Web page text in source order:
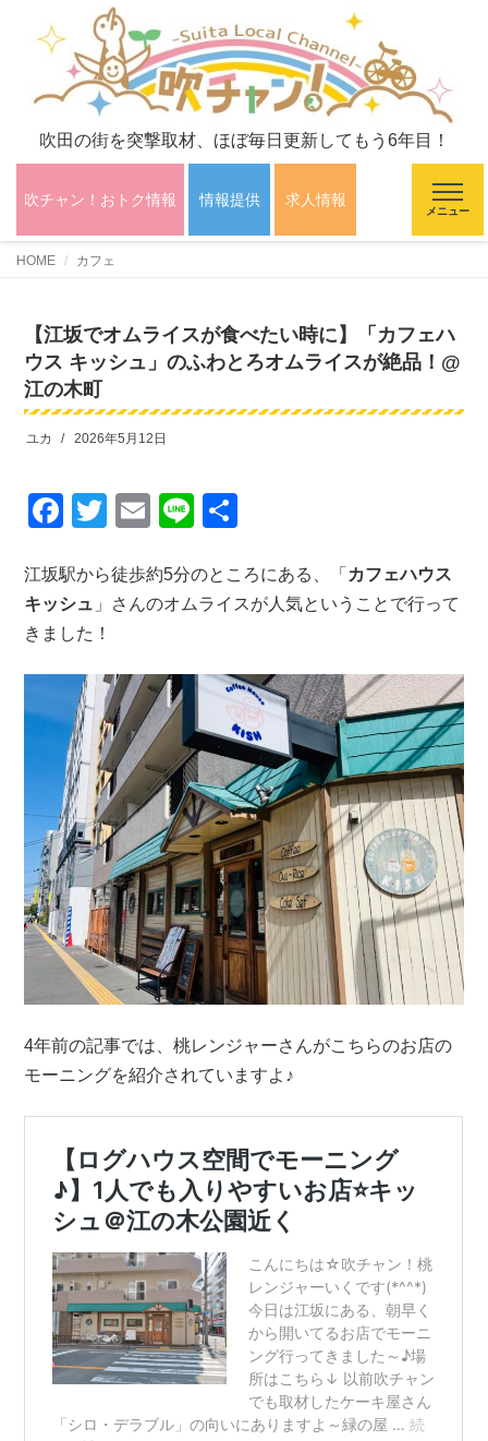
吹田の街を突撃取材、ほぼ毎日更新してもう6年目！
吹チャン！おトク情報 情報提供 求人情報
メニュー
HOME カフェ
【江坂でオムライスが食べたい時に】「カフェハ
ウス キッシュ」のふわとろオムライスが絶品！@
江の木町
ユカ 2026年5月12日
F
c
e
b
o
o
k
T
tt
er
E
ail
Li
e
江坂駅から徒歩約5分のところにある、「 カフェハウス
キッシュ 」さんのオムライスが人気ということで行って
きました！
4年前の記事では、桃レンジャーさんがこちらのお店の
モーニングを紹介されていますよ♪